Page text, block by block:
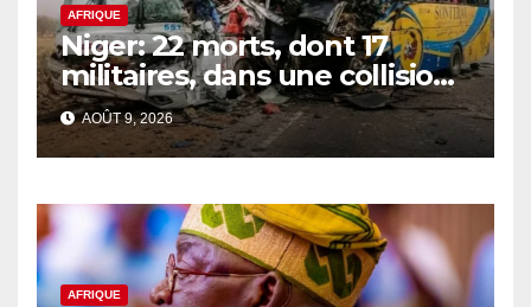
AFRIQUE
Niger: 22 morts, dont 17
militaires, dans une collision
de 2 bus
AOÛT 9, 2026
AFRIQUE